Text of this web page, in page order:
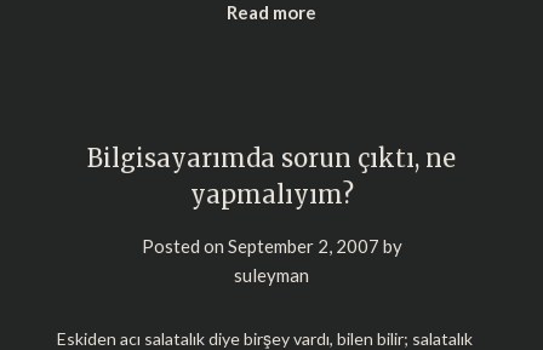
Read more
Bilgisayarımda sorun çıktı, ne
yapmalıyım?
Posted on September 2, 2007 by
suleyman
Eskiden acı salatalık diye birşey vardı, bilen bilir; salatalık